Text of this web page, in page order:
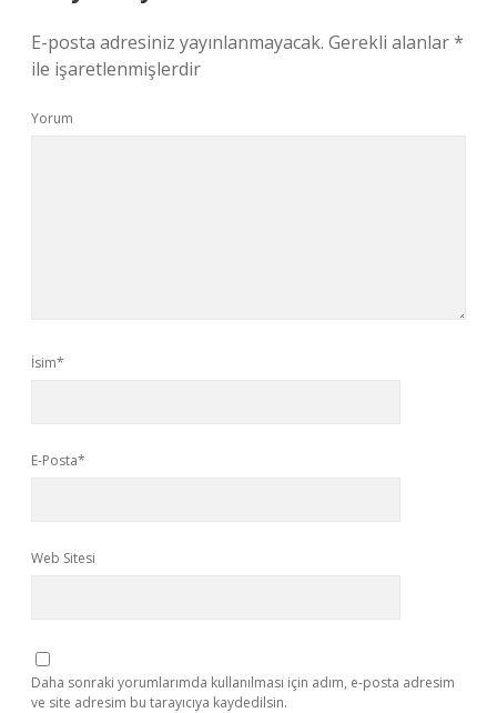
E-posta adresiniz yayınlanmayacak. Gerekli alanlar*
ile işaretlenmişlerdir
Yorum
İsim*
E-Posta*
Web Sitesi
Daha sonraki yorumlarımda kullanılması için adım, e-posta adresim
ve site adresim bu tarayıcıya kaydedilsin.